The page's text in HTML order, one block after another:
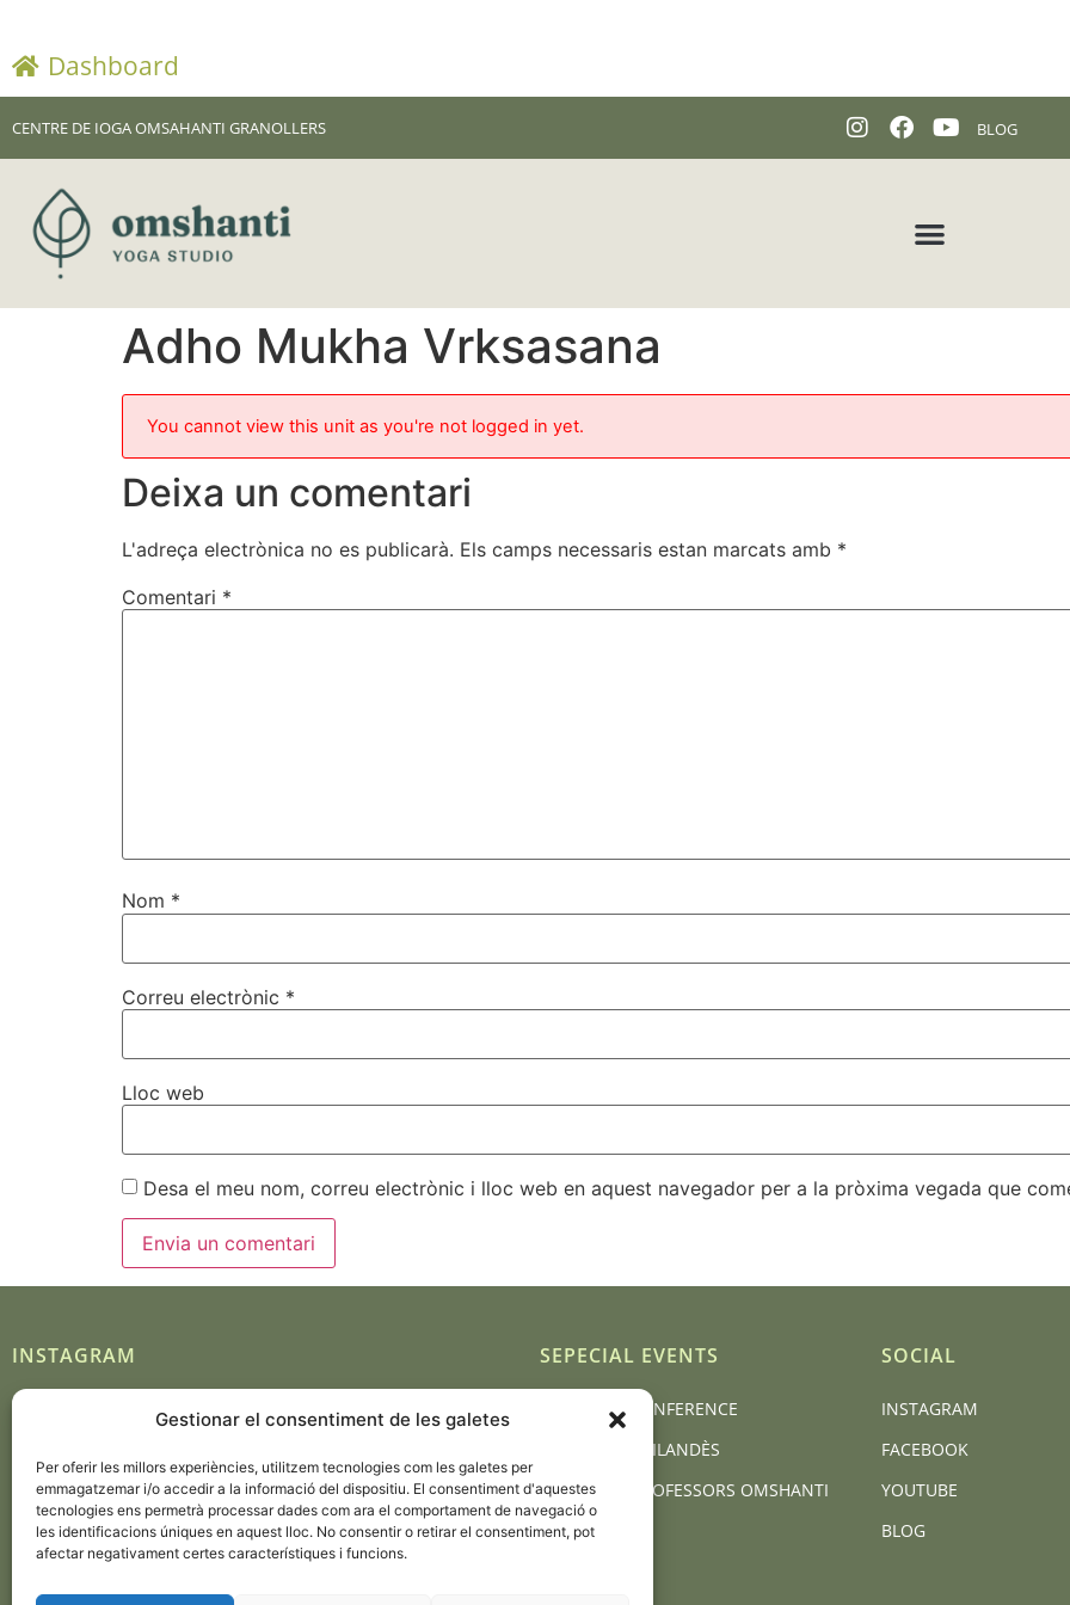
Gestionar el consentiment de les galetes
Per oferir les millors experiències, utilitzem tecnologies com les galetes per
emmagatzemar i/o accedir a la informació del dispositiu. El consentiment d'aquestes
tecnologies ens permetrà processar dades com ara el comportament de navegació o
les identificacions úniques en aquest lloc. No consentir o retirar el consentiment, pot
afectar negativament certes característiques i funcions.
Dashboard
CENTRE DE IOGA OMSAHANTI GRANOLLERS BLOG
Adho Mukha Vrksasana
You cannot view this unit as you're not logged in yet.
Deixa un comentari
L'adreça electrònica no es publicarà. Els camps necessaris estan marcats amb *
Comentari *
Nom *
Correu electrònic *
Lloc web
Desa el meu nom, correu electrònic i lloc web en aquest navegador per a la pròxima vegada que
INSTAGRAM
Seguir en Instagram
SEPECIAL EVENTS
BCN YOGA CONFERENCE
MASSATGE TAILANDÈS
FORMACIÓ PROFESSORS OMSHANTI
SOCIAL
INSTAGRAM
FACEBOOK
YOUTUBE
BLOG